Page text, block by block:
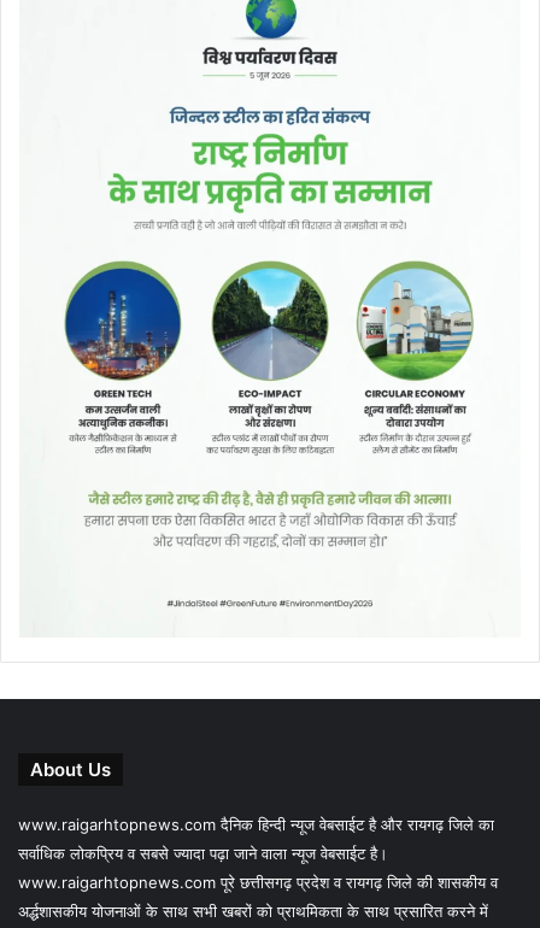
About Us
www.raigarhtopnews.com दैनिक हिन्दी न्यूज वेबसाईट है और रायगढ़ जिले का
सर्वाधिक लोकप्रिय व सबसे ज्यादा पढ़ा जाने वाला न्यूज वेबसाईट है।
www.raigarhtopnews.com पूरे छत्तीसगढ़ प्रदेश व रायगढ़ जिले की शासकीय व
अर्द्धशासकीय योजनाओं के साथ सभी खबरों को प्राथमिकता के साथ प्रसारित करने में